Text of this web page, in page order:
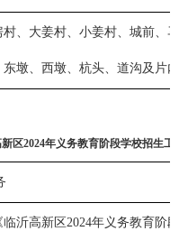
村、大姜村、小姜村、城前、
东墩、西墩、杭头、道沟及片
区2024年义务教育阶段学校招生工
临沂高新区2024年义务教育阶